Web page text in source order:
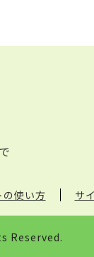
の使い方 サ
Reserved.